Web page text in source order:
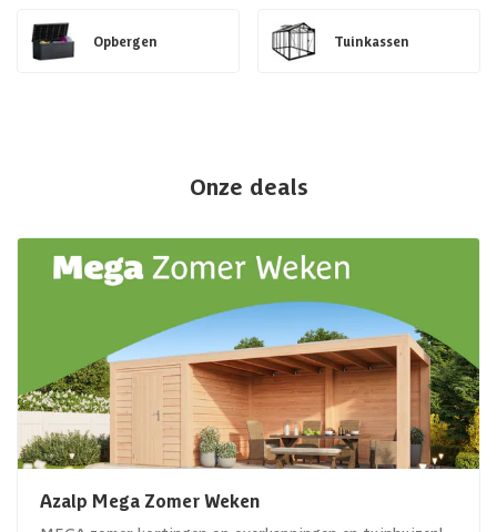
Opbergen Tuinkassen
Onze deals
Azalp Mega Zomer Weken